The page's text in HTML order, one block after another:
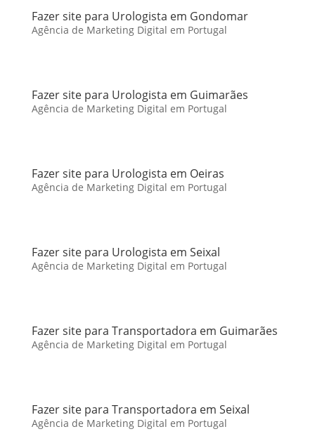
Fazer site para Urologista em Gondomar
Agência de Marketing Digital em Portugal
Fazer site para Urologista em Guimarães
Agência de Marketing Digital em Portugal
Fazer site para Urologista em Oeiras
Agência de Marketing Digital em Portugal
Fazer site para Urologista em Seixal
Agência de Marketing Digital em Portugal
Fazer site para Transportadora em Guimarães
Agência de Marketing Digital em Portugal
Fazer site para Transportadora em Seixal
Agência de Marketing Digital em Portugal